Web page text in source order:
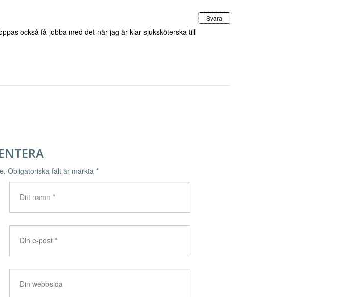
Svara
också få jobba med det när jag är klar sjuksköterska till
Obligatoriska fält är märkta *